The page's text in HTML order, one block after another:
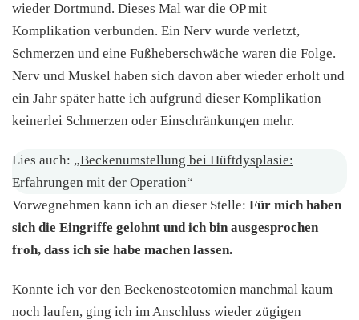
wieder Dortmund. Dieses Mal war die OP mit
Komplikation verbunden. Ein Nerv wurde verletzt,
Schmerzen und eine Fußheberschwäche waren die Folge.
Nerv und Muskel haben sich davon aber wieder erholt und
ein Jahr später hatte ich aufgrund dieser Komplikation
keinerlei Schmerzen oder Einschränkungen mehr.
Lies auch: „Beckenumstellung bei Hüftdysplasie:
Erfahrungen mit der Operation“
Vorwegnehmen kann ich an dieser Stelle: Für mich haben
sich die Eingriffe gelohnt und ich bin ausgesprochen
froh, dass ich sie habe machen lassen.
Konnte ich vor den Beckenosteotomien manchmal kaum
noch laufen, ging ich im Anschluss wieder zügigen